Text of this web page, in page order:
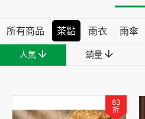
所有商品 茶點 雨衣 雨傘
人氣 銷量
83
折